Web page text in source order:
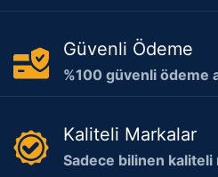
Güvenli Ödeme
%100 güvenli ödeme
Kaliteli Markalar
Sadece bilinen kaliteli